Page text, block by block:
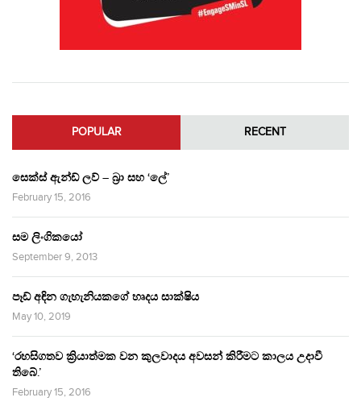
POPULAR RECENT
සෙක්ස් ඇන්ඩ් ලව් – බ්‍රා සහ ‘ලේ’
February 15, 2016
සම ලිංගිකයෝ
September 9, 2013
පෑඩ් අඳින ගැහැනියකගේ හෘදය සාක්ෂිය
May 10, 2019
‘රහසිගතව ක්‍රියාත්මක වන කුලවාදය අවසන් කිරීමට කාලය උදාවී
තිබේ.’
February 15, 2016